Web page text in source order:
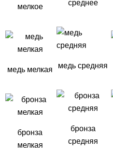
мелкое
среднее
медь мелкая медь средняя
бронза
мелкая
бронза
средняя